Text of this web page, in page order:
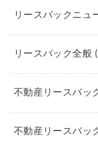
リースバックニュ
リースバック全般
不動産リースバッ
不動産リースバッ